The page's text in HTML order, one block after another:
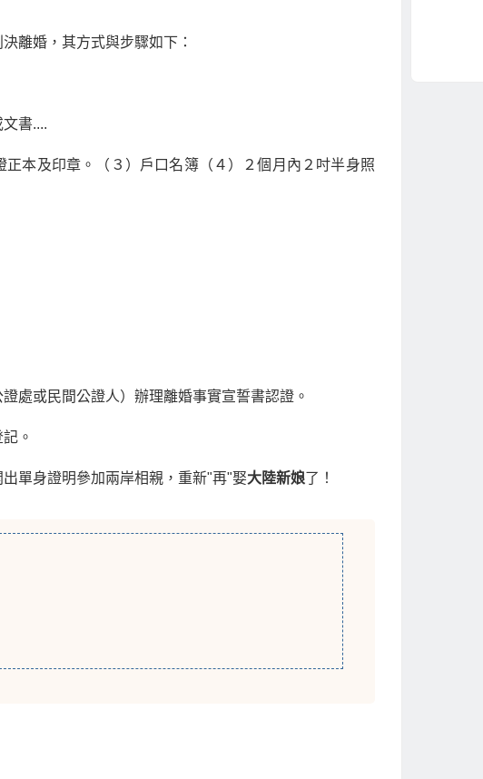
離婚，其方式與步驟如下：
書....
正本及印章。（３）戶口名簿（４）２個月內２吋半身照
處或民間公證人）辦理離婚事實宣誓書認證。
。
單身證明參加兩岸相親，重新"再"娶大陸新娘了！